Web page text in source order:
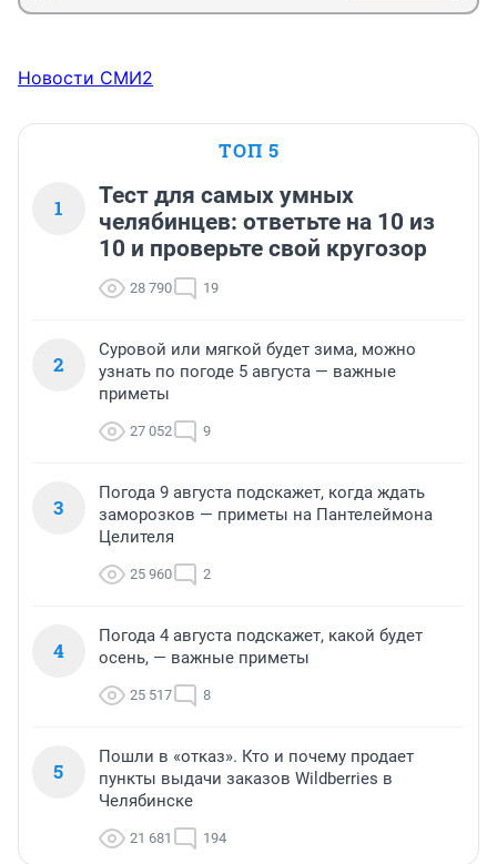
Новости СМИ2
ТОП 5
1
Тест для самых умных
челябинцев: ответьте на 10 из
10 и проверьте свой кругозор
28 790 19
2
Суровой или мягкой будет зима, можно
узнать по погоде 5 августа — важные
приметы
27 052 9
3
Погода 9 августа подскажет, когда ждать
заморозков — приметы на Пантелеймона
Целителя
25 960 2
4
Погода 4 августа подскажет, какой будет
осень, — важные приметы
25 517 8
5
Пошли в «отказ». Кто и почему продает
пункты выдачи заказов Wildberries в
Челябинске
21 681 194